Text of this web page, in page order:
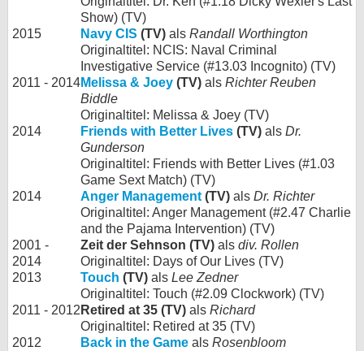
Show) (TV)
2015
Navy CIS (TV) als Randall Worthington
Originaltitel: NCIS: Naval Criminal
Investigative Service (#13.03 Incognito) (TV)
2011 - 2014Melissa & Joey (TV) als Richter Reuben
Biddle
Originaltitel: Melissa & Joey (TV)
2014
Friends with Better Lives (TV) als Dr.
Gunderson
Originaltitel: Friends with Better Lives (#1.03
Game Sext Match) (TV)
2014
Anger Management (TV) als Dr. Richter
Originaltitel: Anger Management (#2.47 Charlie
and the Pajama Intervention) (TV)
2001 -
2014
Zeit der Sehnson (TV) als div. Rollen
Originaltitel: Days of Our Lives (TV)
2013
Touch (TV) als Lee Zedner
Originaltitel: Touch (#2.09 Clockwork) (TV)
2011 - 2012 Retired at 35 (TV) als Richard
Originaltitel: Retired at 35 (TV)
2012
Back in the Game als Rosenbloom